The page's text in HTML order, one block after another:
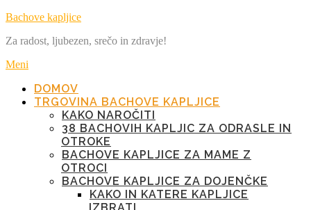
Preskoči
vsebino
Bachove kapljice
Za radost, ljubezen, srečo in zdravje!
Meni
DOMOV
TRGOVINA BACHOVE KAPLJICE
KAKO NAROČITI
38 BACHOVIH KAPLJIC ZA ODRASLE IN
OTROKE
BACHOVE KAPLJICE ZA MAME Z
OTROCI
BACHOVE KAPLJICE ZA DOJENČKE
KAKO IN KATERE KAPLJICE